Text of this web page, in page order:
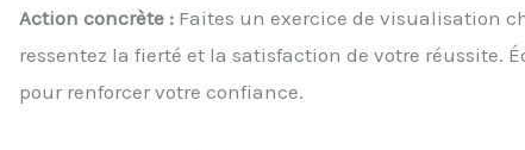
Action concrète : Faites un exercice de visualisation
ressentez la fierté et la satisfaction de votre réussite.
pour renforcer votre confiance.